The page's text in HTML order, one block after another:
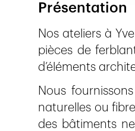
Présentation
Nos ateliers à
pièces de
d’éléments
Nous
naturelles ou
des bâtiments